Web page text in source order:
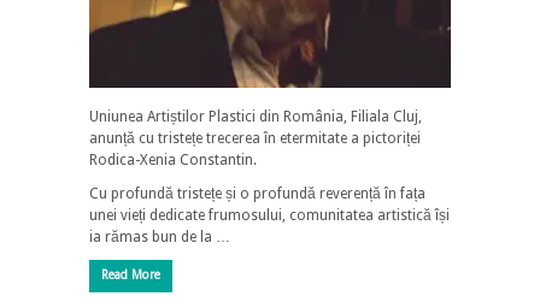
Uniunea Artiștilor Plastici din România, Filiala Cluj,
anunță cu tristețe trecerea în etermitate a pictoriței
Rodica-Xenia Constantin.
Cu profundă tristețe și o profundă reverență în fața
unei vieți dedicate frumosului, comunitatea artistică își
ia rămas bun de la …
Read More